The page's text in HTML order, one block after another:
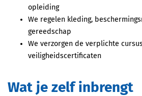
opleiding
We regelen kleding,
gereedschap
We verzorgen de verplichte
veiligheidscertificaten
Wat je zelf inbrengt